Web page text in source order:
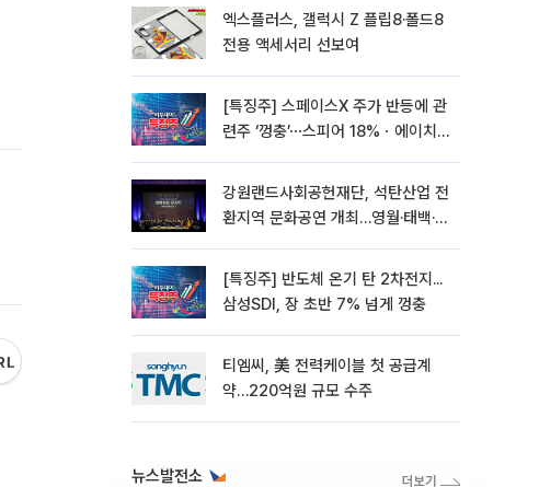
엑스플러스, 갤럭시 Z 플립8·폴드8
전용 액세서리 선보여
[특징주] 스페이스X 주가 반등에 관
련주 ‘껑충’⋯스피어 18%ㆍ에이치
강원랜드사회공헌재단, 석탄산업 전
환지역 문화공연 개최…영월·태백·삼
[특징주] 반도체 온기 탄 2차전지...
삼성SDI, 장 초반 7% 넘게 껑충
티엠씨, 美 전력케이블 첫 공급계
약…220억원 규모 수주
뉴스발전소